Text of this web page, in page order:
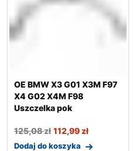
OE BMW X3 G01 X3M F97
X4 G02 X4M F98
Uszczelka pok
125,08zł 112,99zł
Dodaj do koszyka